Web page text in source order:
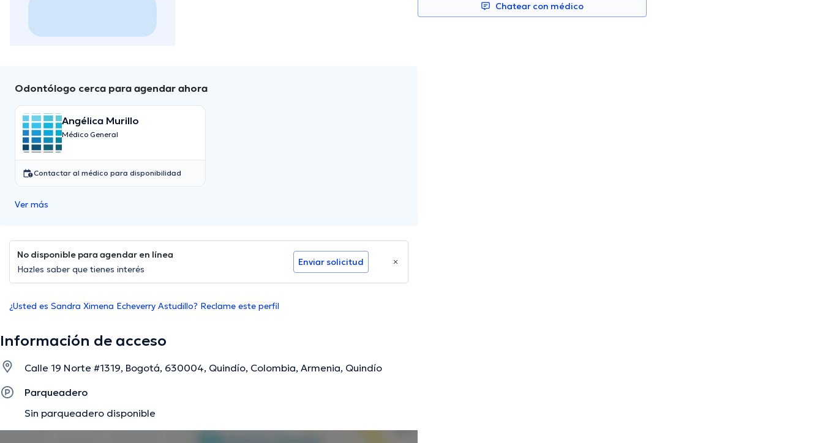
Chatear con médico
Odontólogo cerca para agendar ahora
Angélica Murillo
Médico General
Contactar al médico para disponibilidad
Ver más
No disponible para agendar en línea
Hazles saber que tienes interés
Enviar solicitud
¿Usted es Sandra Ximena Echeverry Astudillo? Reclame este perfil
Información de acceso
Calle 19 Norte #1319, Bogotá, 630004, Quindío, Colombia, Armenia, Quindío
Parqueadero
Sin parqueadero disponible